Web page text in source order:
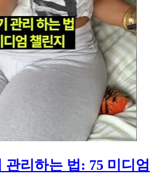
리하는 법: 75 미디엄